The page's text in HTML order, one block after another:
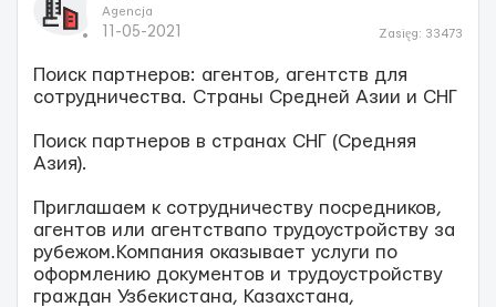
Agencja
11-05-2021 Zasięg: 33473
Поиск партнеров: агентов, агентств для
сотрудничества. Страны Средней Азии и СНГ
Поиск партнеров в странах СНГ (Средняя
Азия).
Приглашаем к сотрудничеству посредников,
агентов или агентствапо трудоустройству за
рубежом.Компания оказывает услуги по
оформлению документов и трудоустройству
граждан Узбекистана, Казахстана,